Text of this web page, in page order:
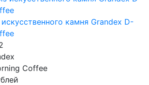
камня Grandex D-
Coffee